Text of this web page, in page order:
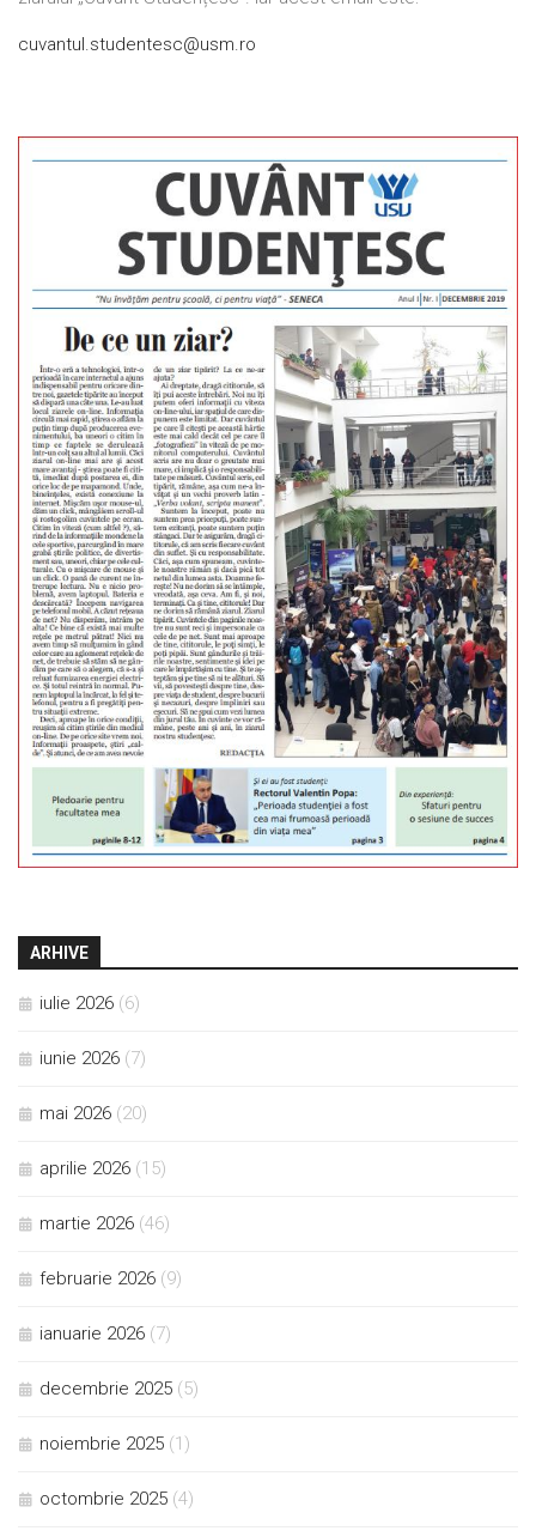
cuvantul.studentesc@usm.ro
ARHIVE
iulie 2026 (6)
iunie 2026 (7)
mai 2026 (20)
aprilie 2026 (15)
martie 2026 (46)
februarie 2026 (9)
ianuarie 2026 (7)
decembrie 2025 (5)
noiembrie 2025 (1)
octombrie 2025 (4)